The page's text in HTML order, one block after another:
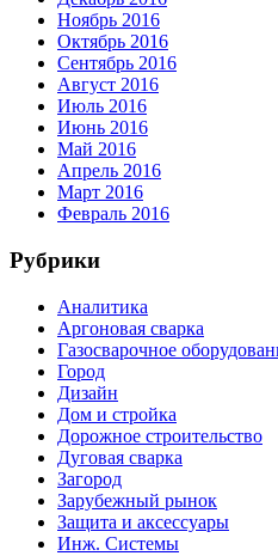
Ноябрь 2016
Октябрь 2016
Сентябрь 2016
Август 2016
Июль 2016
Июнь 2016
Май 2016
Апрель 2016
Март 2016
Февраль 2016
Рубрики
Аналитика
Аргоновая сварка
Газосварочное
Город
Дизайн
Дом и стройка
Дорожное строительство
Дуговая сварка
Загород
Зарубежный рынок
Защита и аксессуары
Инж. Системы